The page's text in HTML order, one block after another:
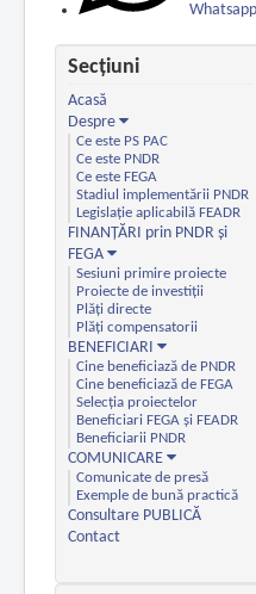
Whatsapp
Secțiuni
Acasă
Despre
Ce este PS PAC
Ce este PNDR
Ce este FEGA
Stadiul implementării PNDR
Legislație aplicabilă FEADR
FINANȚĂRI prin PNDR și
FEGA
Sesiuni primire proiecte
Proiecte de investiții
Plăți directe
Plăți compensatorii
BENEFICIARI
Cine beneficiază de PNDR
Cine beneficiază de FEGA
Selecția proiectelor
Beneficiari FEGA și FEADR
Beneficiarii PNDR
COMUNICARE
Comunicate de presă
Exemple de bună practică
Consultare PUBLICĂ
Contact